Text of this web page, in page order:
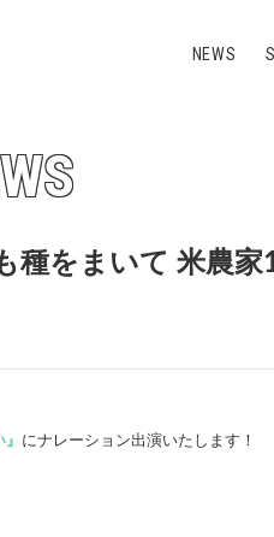
NEWS
種をまいて 米農
にナレーション出演いたします！